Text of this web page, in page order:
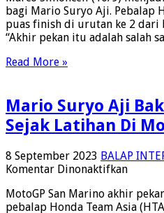
Finish
26
Race
bagi Mario Suryo Aji. Pebalap
puas finish di urutan ke 2 dari
“Akhir pekan itu adalah salah
Read More »
Mario Suryo Aji
Sejak Latihan Di
8 September 2023 BALAP
Komentar Dinonaktifkanpada
Suryo
Aji
MotoGP San Marino akhir
pebalap Honda Team Asia